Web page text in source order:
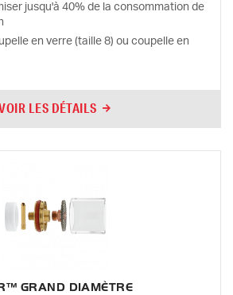
jusqu'à 40% de la consommation de
en verre (taille 8) ou coupelle en
LES DÉTAILS
GRAND DIAMÈTRE